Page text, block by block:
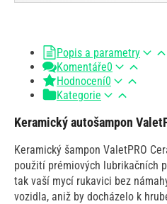
Popis a parametry
Komentáře0
Hodnocení0
Kategorie
Keramický autošampon
Keramický šampon ValetPRO
použití prémiových lubrikačních
tak vaší mycí rukavici bez
vozidla, aniž by docházelo k